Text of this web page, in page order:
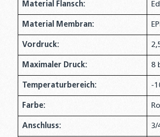
Material Flansch:
Material Membran:
Vordruck:
Maximaler Druck: 8
Temperaturbereich: -
Farbe:
Anschluss: 3/